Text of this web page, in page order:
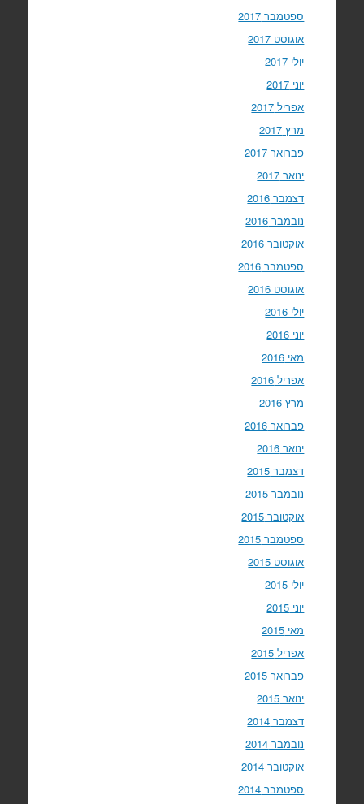
ספטמבר 2017
אוגוסט 2017
יולי 2017
יוני 2017
אפריל 2017
מרץ 2017
פברואר 2017
ינואר 2017
דצמבר 2016
נובמבר 2016
אוקטובר 2016
ספטמבר 2016
אוגוסט 2016
יולי 2016
יוני 2016
מאי 2016
אפריל 2016
מרץ 2016
פברואר 2016
ינואר 2016
דצמבר 2015
נובמבר 2015
אוקטובר 2015
ספטמבר 2015
אוגוסט 2015
יולי 2015
יוני 2015
מאי 2015
אפריל 2015
פברואר 2015
ינואר 2015
דצמבר 2014
נובמבר 2014
אוקטובר 2014
ספטמבר 2014